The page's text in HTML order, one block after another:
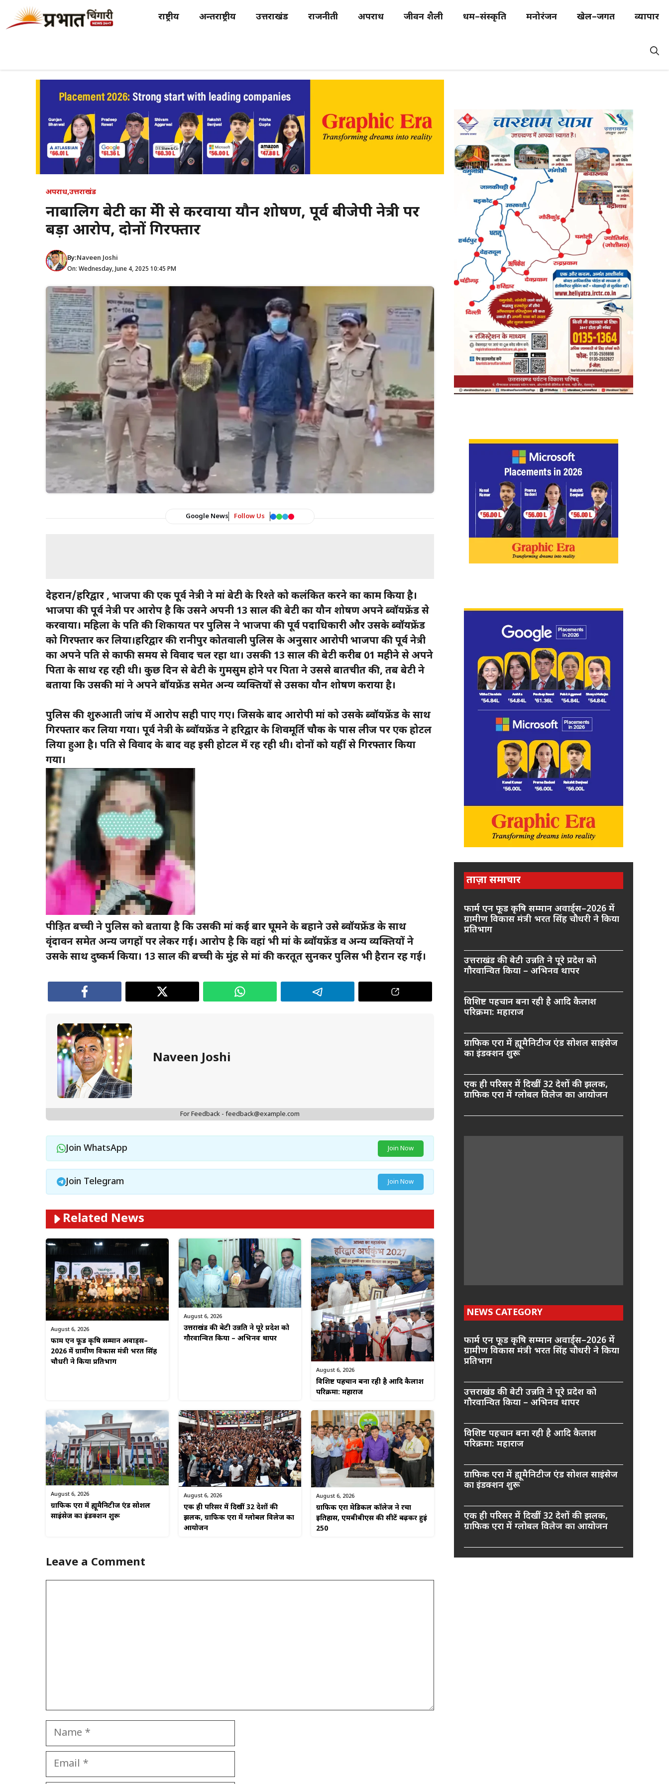
राष्ट्रीय अन्तर्राष्ट्रीय उत्तराखंड राजनीती अपराध जीवन शैली धर्म–संस्कृति मनोरंजन खेल–जगत व्यापार
अपराध,उत्तराखंड
नाबालिग बेटी का प्रेमी से करवाया यौन शोषण, पूर्व बीजेपी नेत्री पर
बड़ा आरोप, दोनों गिरफ्तार
By:Naveen Joshi
On: Wednesday, June 4, 2025 10:45 PM
Google News Follow Us
देहरादून/हरिद्वार , भाजपा की एक पूर्व नेत्री ने मां बेटी के रिश्ते को कलंकित करने का काम किया है।
भाजपा की पूर्व नेत्री पर आरोप है कि उसने अपनी 13 साल की बेटी का यौन शोषण अपने ब्वॉयफ्रेंड से
करवाया। महिला के पति की शिकायत पर पुलिस ने भाजपा की पूर्व पदाधिकारी और उसके ब्वॉयफ्रेंड
को गिरफ्तार कर लिया।हरिद्वार की रानीपुर कोतवाली पुलिस के अनुसार आरोपी भाजपा की पूर्व नेत्री
का अपने पति से काफी समय से विवाद चल रहा था। उसकी 13 साल की बेटी करीब 01 महीने से अपने
पिता के साथ रह रही थी। कुछ दिन से बेटी के गुमसुम होने पर पिता ने उससे बातचीत की, तब बेटी ने
बताया कि उसकी मां ने अपने बॉयफ्रेंड समेत अन्य व्यक्तियों से उसका यौन शोषण कराया है।
पुलिस की शुरुआती जांच में आरोप सही पाए गए। जिसके बाद आरोपी मां को उसके ब्वॉयफ्रेंड के साथ
गिरफ्तार कर लिया गया। पूर्व नेत्री के ब्वॉयफ्रेंड ने हरिद्वार के शिवमूर्ति चौक के पास लीज पर एक होटल
लिया हुआ है। पति से विवाद के बाद वह इसी होटल में रह रही थी। दोनों को यहीं से गिरफ्तार किया
गया।
पीड़ित बच्ची ने पुलिस को बताया है कि उसकी मां कई बार घूमने के बहाने उसे ब्वॉयफ्रेंड के साथ
वृंदावन समेत अन्य जगहों पर लेकर गई। आरोप है कि वहां भी मां के ब्वॉयफ्रेंड व अन्य व्यक्तियों ने
उसके साथ दुष्कर्म किया। 13 साल की बच्ची के मुंह से मां की करतूत सुनकर पुलिस भी हैरान रह गई।
Naveen Joshi
For Feedback - feedback@example.com
Join WhatsApp Join Now
Join Telegram Join Now
Related News
August 6, 2026
फार्म एन फूड कृषि सम्मान अवार्ड्स–
2026 में ग्रामीण विकास मंत्री भरत सिंह
चौधरी ने किया प्रतिभाग
August 6, 2026
उत्तराखंड की बेटी उन्नति ने पूरे प्रदेश को
गौरवान्वित किया – अभिनव थापर
August 6, 2026
विशिष्ट पहचान बना रही है आदि कैलाश
परिक्रमा: महाराज
August 6, 2026
ग्राफिक एरा में ह्यूमैनिटीज एंड सोशल
साइंसेज का इंडक्शन शुरू
August 6, 2026
एक ही परिसर में दिखीं 32 देशों की
झलक, ग्राफिक एरा में ग्लोबल विलेज का
आयोजन
August 6, 2026
ग्राफिक एरा मेडिकल कॉलेज ने रचा
इतिहास, एमबीबीएस की सीटें बढ़कर हुईं
250
Leave a Comment
Name
Email
ताज़ा समाचार
फार्म एन फूड कृषि सम्मान अवार्ड्स–2026 में
ग्रामीण विकास मंत्री भरत सिंह चौधरी ने किया
प्रतिभाग
उत्तराखंड की बेटी उन्नति ने पूरे प्रदेश को
गौरवान्वित किया – अभिनव थापर
विशिष्ट पहचान बना रही है आदि कैलाश
परिक्रमा: महाराज
ग्राफिक एरा में ह्यूमैनिटीज एंड सोशल साइंसेज
का इंडक्शन शुरू
एक ही परिसर में दिखीं 32 देशों की झलक,
ग्राफिक एरा में ग्लोबल विलेज का आयोजन
NEWS CATEGORY
फार्म एन फूड कृषि सम्मान अवार्ड्स–2026 में
ग्रामीण विकास मंत्री भरत सिंह चौधरी ने किया
प्रतिभाग
उत्तराखंड की बेटी उन्नति ने पूरे प्रदेश को
गौरवान्वित किया – अभिनव थापर
विशिष्ट पहचान बना रही है आदि कैलाश
परिक्रमा: महाराज
ग्राफिक एरा में ह्यूमैनिटीज एंड सोशल साइंसेज
का इंडक्शन शुरू
एक ही परिसर में दिखीं 32 देशों की झलक,
ग्राफिक एरा में ग्लोबल विलेज का आयोजन